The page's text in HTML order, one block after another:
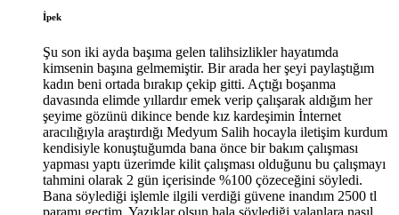
İpek
Şu son iki ayda başıma gelen talihsizlikler hayatımda
kimsenin başına gelmemiştir. Bir arada her şeyi paylaştığım
kadın beni ortada bırakıp çekip gitti. Açtığı boşanma
davasında elimde yıllardır emek verip çalışarak aldığım her
şeyime gözünü dikince bende kız kardeşimin İnternet
aracılığıyla araştırdığı Medyum Salih hocayla iletişim kurdum
kendisiyle konuştuğumda bana önce bir bakım çalışması
yapması yaptı üzerimde kilit çalışması olduğunu bu çalışmayı
tahmini olarak 2 gün içerisinde %100 çözeceğini söyledi.
Bana söylediği işlemle ilgili verdiği güvene inandım 2500 tl